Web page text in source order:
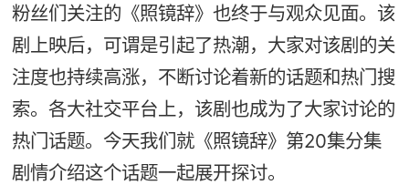
粉丝们关注的《照镜辞》也终于与观众见面。该
剧上映后，可谓是引起了热潮，大家对该剧的关
注度也持续高涨，不断讨论着新的话题和热门搜
索。各大社交平台上，该剧也成为了大家讨论的
热门话题。今天我们就《照镜辞》第20集分集
剧情介绍这个话题一起展开探讨。